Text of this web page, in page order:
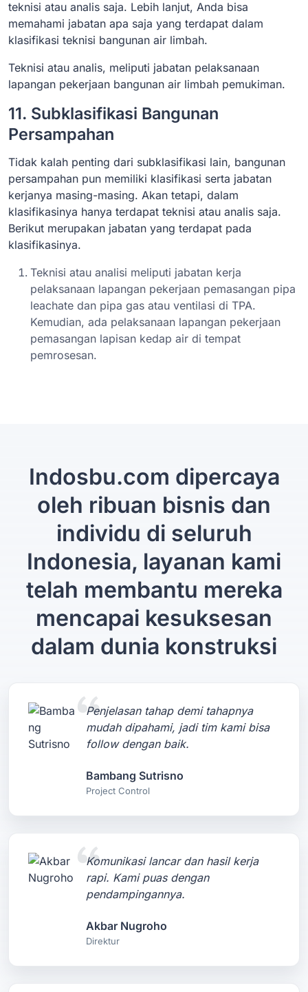
teknisi atau analis saja. Lebih lanjut, Anda bisa
memahami jabatan apa saja yang terdapat dalam
klasifikasi teknisi bangunan air limbah.
Teknisi atau analis, meliputi jabatan pelaksanaan
lapangan pekerjaan bangunan air limbah pemukiman.
11. Subklasifikasi Bangunan
Persampahan
Tidak kalah penting dari subklasifikasi lain, bangunan
persampahan pun memiliki klasifikasi serta jabatan
kerjanya masing-masing. Akan tetapi, dalam
klasifikasinya hanya terdapat teknisi atau analis saja.
Berikut merupakan jabatan yang terdapat pada
klasifikasinya.
Teknisi atau analisi meliputi jabatan kerja
pelaksanaan lapangan pekerjaan pemasangan pipa
leachate dan pipa gas atau ventilasi di TPA.
Kemudian, ada pelaksanaan lapangan pekerjaan
pemasangan lapisan kedap air di tempat
pemrosesan.
Indosbu.com dipercaya
oleh ribuan bisnis dan
individu di seluruh
Indonesia, layanan kami
telah membantu mereka
mencapai kesuksesan
dalam dunia konstruksi
Penjelasan tahap demi tahapnya
mudah dipahami, jadi tim kami bisa
follow dengan baik.
Bambang Sutrisno
Project Control
Komunikasi lancar dan hasil kerja
rapi. Kami puas dengan
pendampingannya.
Akbar Nugroho
Direktur